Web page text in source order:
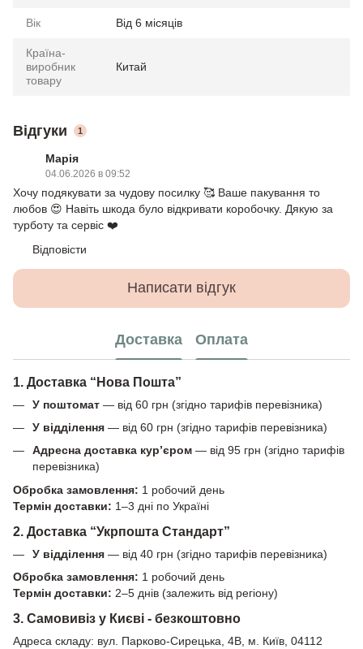
Вік Від 6 місяців
Країна-
виробник
товару
Китай
Відгуки 1
Марія
04.06.2026 в 09:52
Хочу подякувати за чудову посилку 🥰 Ваше пакування то
любов 😍 Навіть шкода було відкривати коробочку. Дякую за
турботу та сервіс ❤️
Відповісти
Написати відгук
Доставка Оплата
1. Доставка “Нова Пошта”
У поштомат — від 60 грн (згідно тарифів перевізника)
У відділення — від 60 грн (згідно тарифів перевізника)
Адресна доставка кур’єром — від 95 грн (згідно тарифів
перевізника)
Обробка замовлення: 1 робочий день
Термін доставки: 1–3 дні по Україні
2. Доставка “Укрпошта Стандарт”
У відділення — від 40 грн (згідно тарифів перевізника)
Обробка замовлення: 1 робочий день
Термін доставки: 2–5 днів (залежить від регіону)
3. Самовивіз у Києві - безкоштовно
Адреса складу: вул. Парково-Сирецька, 4В, м. Київ, 04112